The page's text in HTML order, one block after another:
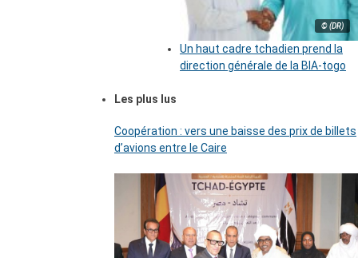
© (DR)
Un haut cadre tchadien prend la
direction générale de la BIA-togo
Les plus lus
Coopération : vers une baisse des prix de billets
d’avions entre le Caire